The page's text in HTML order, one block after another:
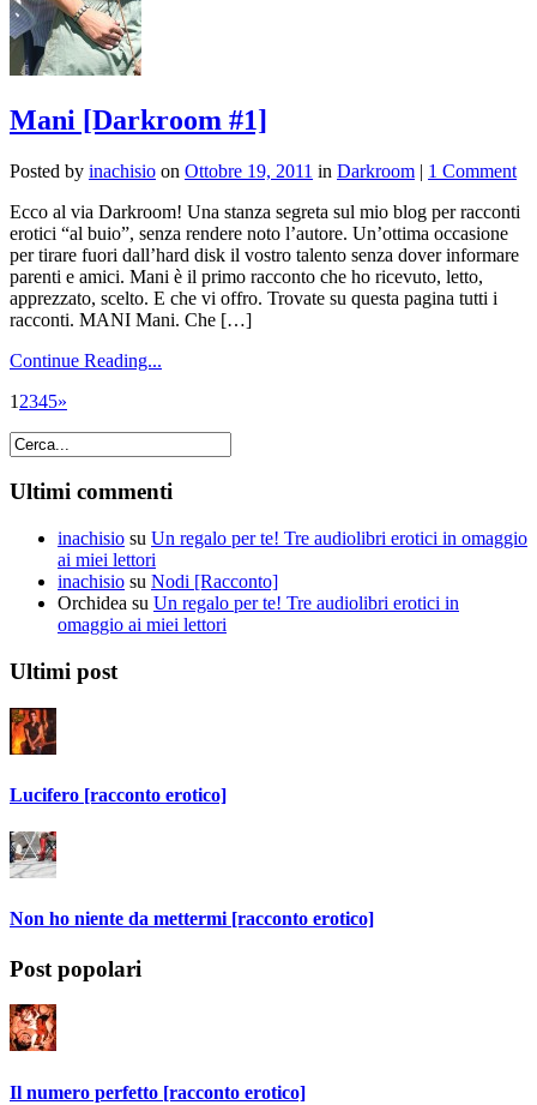
Mani [Darkroom #1]
Posted by inachisio on Ottobre 19, 2011 in Darkroom | 1 Comment
Ecco al via Darkroom! Una stanza segreta sul mio blog per racconti
erotici “al buio”, senza rendere noto l’autore. Un’ottima occasione
per tirare fuori dall’hard disk il vostro talento senza dover informare
parenti e amici. Mani è il primo racconto che ho ricevuto, letto,
apprezzato, scelto. E che vi offro. Trovate su questa pagina tutti i
racconti. MANI Mani. Che […]
Continue Reading...
1 2345»
Ultimi commenti
inachisio su Un regalo per te! Tre audiolibri erotici in omaggio
ai miei lettori
inachisio su Nodi [Racconto]
Orchidea su Un regalo per te! Tre audiolibri erotici in
omaggio ai miei lettori
Ultimi post
Lucifero [racconto erotico]
Non ho niente da mettermi [racconto erotico]
Post popolari
Il numero perfetto [racconto erotico]